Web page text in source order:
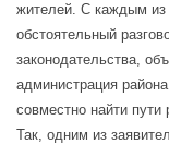
жителей. С каждым из
обстоятельный
законодательства,
администрация
совместно найти
Так, одним из